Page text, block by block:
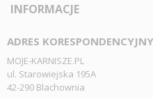
INFORMACJE
ADRES KORESPONDENCYJNY
MOJE-KARNISZE.PL
ul. Starowiejska 195A
42-290 Blachownia